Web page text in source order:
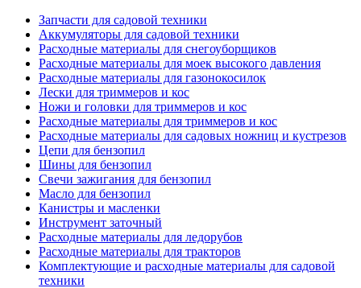
Запчасти для садовой техники
Аккумуляторы для садовой техники
Расходные материалы для снегоуборщиков
Расходные материалы для моек высокого давления
Расходные материалы для газонокосилок
Лески для триммеров и кос
Ножи и головки для триммеров и кос
Расходные материалы для триммеров и кос
Расходные материалы для садовых ножниц и кустрезов
Цепи для бензопил
Шины для бензопил
Свечи зажигания для бензопил
Масло для бензопил
Канистры и масленки
Инструмент заточный
Расходные материалы для ледорубов
Расходные материалы для тракторов
Комплектующие и расходные материалы для садовой
техники